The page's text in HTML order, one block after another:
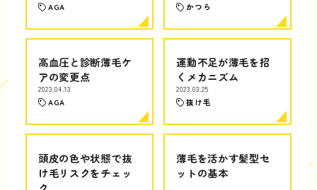
AGA かつら
高血圧と診断薄毛ケ
アの変更点
2023.04.13
AGA
運動不足が薄毛を招
くメカニズム
2023.03.25
抜け毛
頭皮の色や状態で抜
け毛リスクをチェッ
薄毛を活かす髪型セ
ットの基本